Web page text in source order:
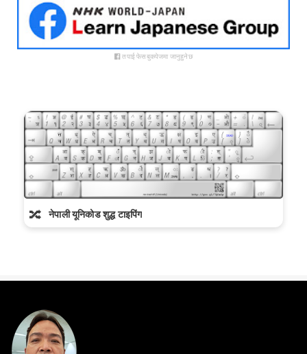
तपाई फेसबुकपेजमा जानुहुनेछ
🔀 नेपाली यूनिकोड शुद्ध टाइपिंग